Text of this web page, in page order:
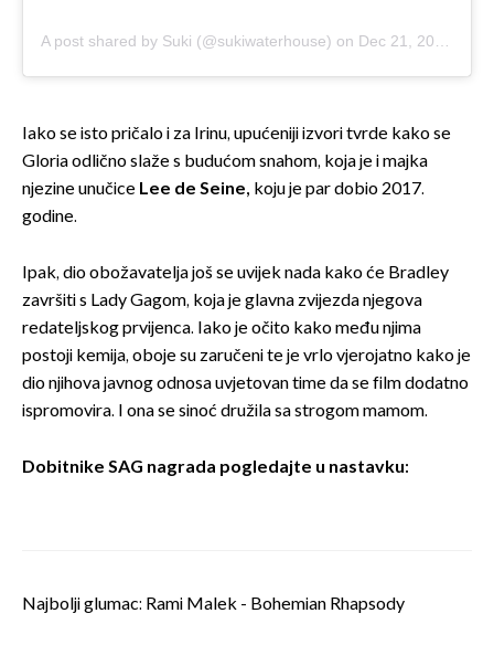
A post shared by Suki (@sukiwaterhouse) on Dec 21, 2018 at 11:45am PST
Iako se isto pričalo i za Irinu, upućeniji izvori tvrde kako se
Gloria odlično slaže s budućom snahom, koja je i majka
njezine unučice Lee de Seine, koju je par dobio 2017.
godine.
Ipak, dio obožavatelja još se uvijek nada kako će Bradley
završiti s Lady Gagom, koja je glavna zvijezda njegova
redateljskog prvijenca. Iako je očito kako među njima
postoji kemija, oboje su zaručeni te je vrlo vjerojatno kako je
dio njihova javnog odnosa uvjetovan time da se film dodatno
ispromovira. I ona se sinoć družila sa strogom mamom.
Dobitnike SAG nagrada pogledajte u nastavku:
Najbolji glumac: Rami Malek - Bohemian Rhapsody